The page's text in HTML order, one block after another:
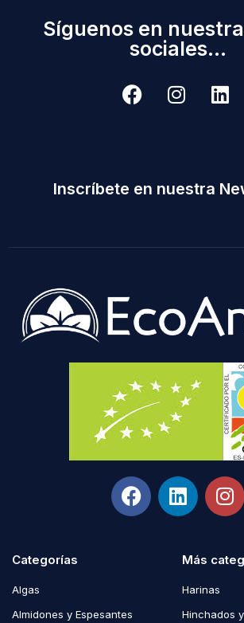
Síguenos en
sociales...
Inscríbete en nuestra
Categorías
Algas
Almidones y Espesantes
Más
Harinas
Hinchados